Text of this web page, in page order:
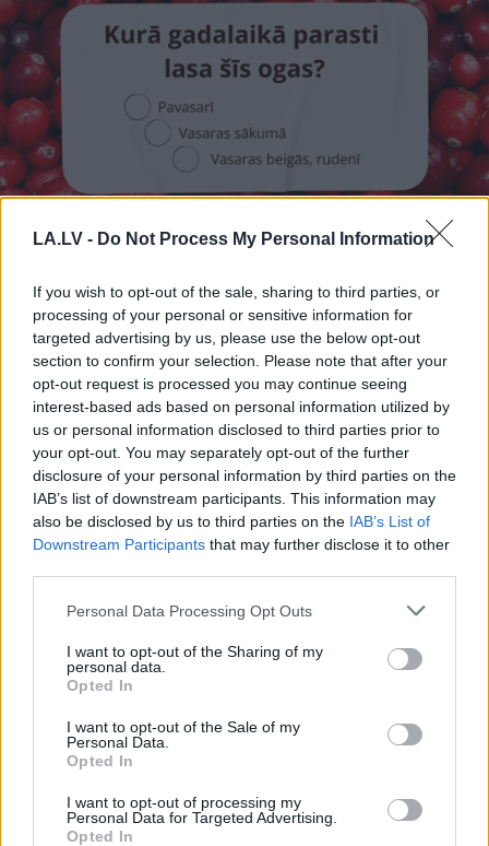
LA.LV - Do Not Process My Personal Information
If you wish to opt-out of the sale, sharing to third parties, or
processing of your personal or sensitive information for
targeted advertising by us, please use the below opt-out
section to confirm your selection. Please note that after your
opt-out request is processed you may continue seeing
interest-based ads based on personal information utilized by
us or personal information disclosed to third parties prior to
your opt-out. You may separately opt-out of the further
disclosure of your personal information by third parties on the
IAB’s list of downstream participants. This information may
also be disclosed by us to third parties on the IAB’s List of
Downstream Participants that may further disclose it to other
Please note that this website/app uses one or more Google
not limited to your visit or usage behaviour. You may click to
grant or deny consent to Google and its third-party tags to
use your data for below specified purposes in below Google
consent section.
Personal Data Processing Opt Outs
I want to opt-out of the Sharing of my
personal data.
Opted In
I want to opt-out of the Sale of my
Personal Data.
Opted In
I want to opt-out of processing my
Personal Data for Targeted Advertising.
Opted In
Cik daudz zini par
Latvijas dabu? Atpazīsti
kokus, augus un putnus
attēlos!
Astroloģe izceļ 3
nosliece uz emocionālu
kontroli pār citiem
cilvēkiem
Vācijāvirs militārās
aizdomīgi droni